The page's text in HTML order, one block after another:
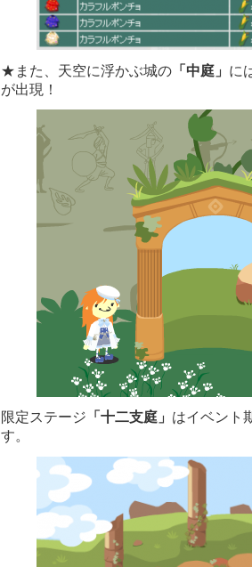
★また、天空に浮かぶ城の 「中庭」 に
が出現！
限定ステージ 「十二支庭」 はイベント
す。